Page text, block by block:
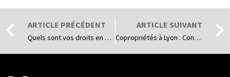
ARTICLE PRÉCÉDENT
Quels sont vos droits en cas de divorce à Lyon ?​
ARTICLE SUIVANT
Copropriétés à Lyon : Contester une décision d’assemblée générale (travaux, charges) et respecter les délais